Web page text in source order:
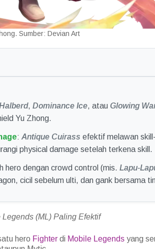
Sumber: Devian Art
, Dominance Ice, atau Glowing
Yu Zhong.
: Antique Cuirass efektif melawan
physical damage setelah terkena skill.
hero dengan crowd control (mis. Lapu-
cicil sebelum ulti, dan gank bersama
Legends (ML) Paling Efektif
hero Fighter di Mobile Legends yang